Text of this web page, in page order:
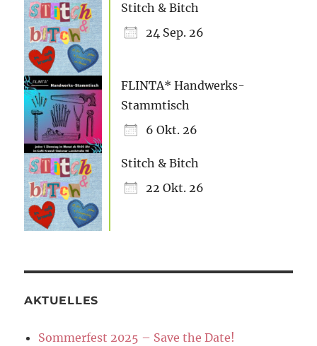
Stitch & Bitch
24 Sep. 26
FLINTA* Handwerks-
Stammtisch
6 Okt. 26
Stitch & Bitch
22 Okt. 26
AKTUELLES
Sommerfest 2025 – Save the Date!